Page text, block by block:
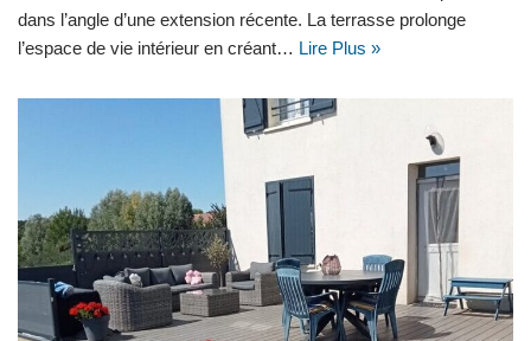
dans l’angle d’une extension récente. La terrasse prolonge
l’espace de vie intérieur en créant… Lire Plus »